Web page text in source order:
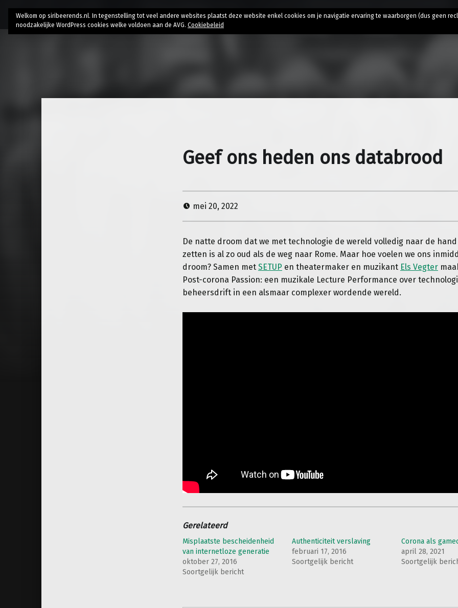
Home
Bio Research AI // Authenticity Contact
Geef ons heden ons databrood
mei 20, 2022
De natte droom dat we met technologie de wereld volledig naar de
zetten is al zo oud als de weg naar Rome. Maar hoe voelen we ons
droom? Samen met SETUP en theatermaker en muzikant Els Vegter
Post-corona Passion: een muzikale Lecture Performance over
beheersdrift in een alsmaar complexer wordende wereld.
Gerelateerd
Misplaatste bescheidenheid
van internetloze generatie
oktober 27, 2016
Soortgelijk bericht
Authenticiteit verslaving
februari 17, 2016
Soortgelijk bericht
Corona als
april 28, 2021
Soortgelijk
Welkom op siribeerends.nl. In tegenstelling tot veel andere websites plaatst deze website enkel cookies om je navigatie ervaring te waarborgen (dus geen
noodzakelijke WordPress cookies welke voldoen aan de AVG. Cookiebeleid